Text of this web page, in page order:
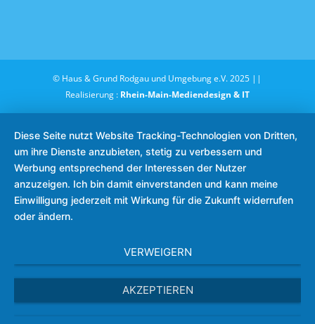
© Haus & Grund Rodgau und Umgebung e.V. 2025 ||
Realisierung : Rhein-Main-Mediendesign & IT
Diese Seite nutzt Website Tracking-Technologien von Dritten,
um ihre Dienste anzubieten, stetig zu verbessern und
Werbung entsprechend der Interessen der Nutzer
anzuzeigen. Ich bin damit einverstanden und kann meine
Einwilligung jederzeit mit Wirkung für die Zukunft widerrufen
oder ändern.
VERWEIGERN
AKZEPTIEREN